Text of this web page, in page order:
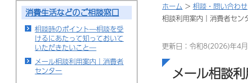
消費生活などのご相談窓口
相談時のポイント―相談を受
けるにあたって知っておいて
いただきたいこと―
メール相談利用案内｜消費者
センター
ホーム > 相談・問い合わせ
相談利用案内｜消費者セン
更新日：令和8(2026)年4
メール相談